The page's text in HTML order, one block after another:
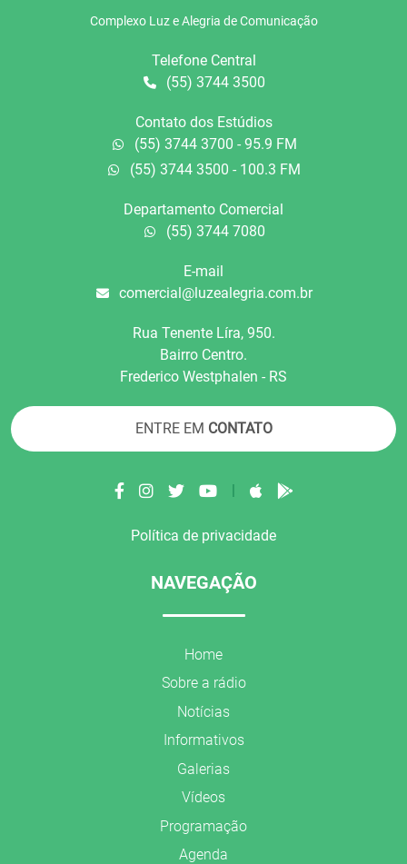
Complexo Luz e Alegria de Comunicação
Telefone Central
(55) 3744 3500
Contato dos Estúdios
(55) 3744 3700 - 95.9 FM
(55) 3744 3500 - 100.3 FM
Departamento Comercial
(55) 3744 7080
E-mail
comercial@luzealegria.com.br
Rua Tenente Líra, 950.
Bairro Centro.
Frederico Westphalen - RS
ENTRE EM CONTATO
|
Política de privacidade
NAVEGAÇÃO
Home
Sobre a rádio
Notícias
Informativos
Galerias
Vídeos
Programação
Agenda